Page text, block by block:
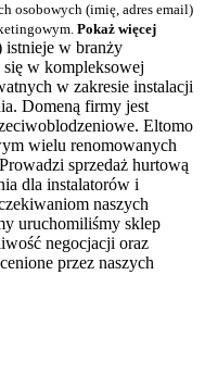
osobowych (imię, adres email)
Pokaż więcej
w branży
w kompleksowej
w zakresie instalacji
Domeną firmy jest
Eltomo
wielu renomowanych
sprzedaż hurtową
dla instalatorów i
naszych
uruchomiliśmy sklep
negocjacji oraz
przez naszych